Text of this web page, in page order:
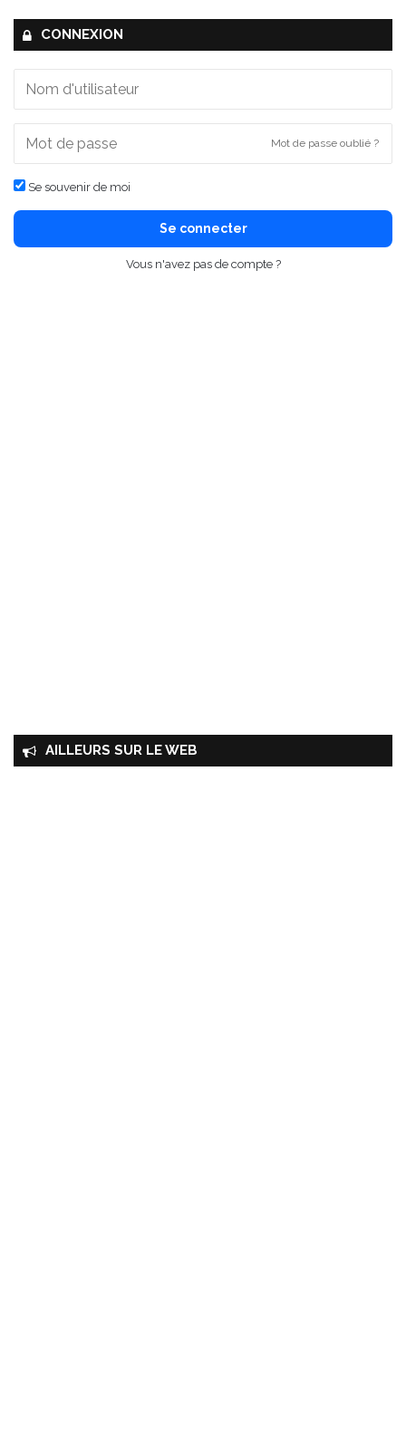
CONNEXION
Mot de passe oublié ?
Se souvenir de moi
Se connecter
Vous n'avez pas de compte ?
AILLEURS SUR LE WEB